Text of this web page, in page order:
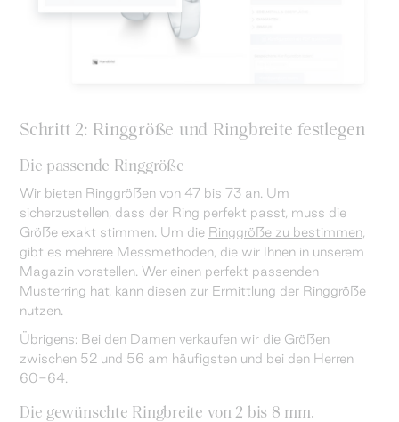
Schritt 2: Ringgröße und Ringbreite festlegen
Die passende Ringgröße
Wir bieten Ringgrößen von 47 bis 73 an. Um
sicherzustellen, dass der Ring perfekt passt, muss die
Größe exakt stimmen. Um die Ringgröße zu bestimmen
gibt es mehrere Messmethoden, die wir Ihnen in unserem
Magazin vorstellen. Wer einen perfekt passenden
Musterring hat, kann diesen zur Ermittlung der Ringgröße
nutzen.
Übrigens: Bei den Damen verkaufen wir die Größen
zwischen 52 und 56 am häufigsten und bei den Herren
60-64.
Die gewünschte Ringbreite von 2 bis 8 mm.